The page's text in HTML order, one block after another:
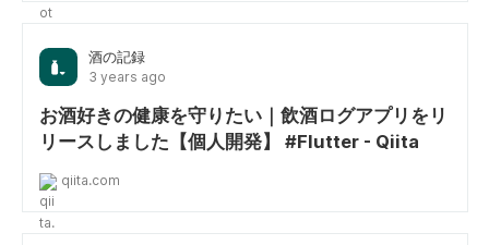
酒の記録
3 years ago
お酒好きの健康を守りたい｜飲酒ログアプリをリ
リースしました【個人開発】 #Flutter - Qiita
qiita.com